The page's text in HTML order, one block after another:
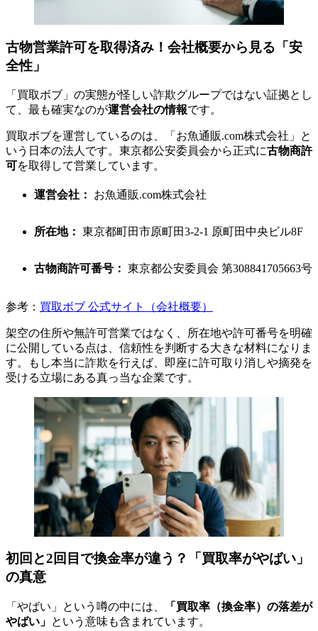
古物営業許可を取得済み！会社概要から見る「安
全性」
「買取ボブ」の実態が怪しい詐欺グループではない証拠とし
て、最も確実なのが運営会社の情報です。
買取ボブを運営しているのは、「お魚通販.com株式会社」と
いう日本の法人です。東京都公安委員会から正式に古物商許
可を取得して営業しています。
運営会社： お魚通販.com株式会社
所在地： 東京都町田市原町田3-2-1 原町田中央ビル8F
古物商許可番号： 東京都公安委員会 第308841705663号
参考： 買取ボブ 公式サイト（会社概要）
架空の住所や無許可営業ではなく、所在地や許可番号を明確
に公開している点は、信頼性を判断する大きな材料になりま
す。もし本当に詐欺を行えば、即座に許可取り消しや摘発を
受ける立場にある真っ当な企業です。
初回と2回目で換金率が違う？「買取率がやばい」
の真意
「やばい」という噂の中には、
「買取率（換金率）の落差が
やばい」 という意味も含まれています。